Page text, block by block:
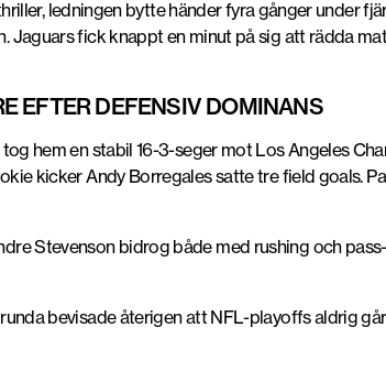
ledningen bytte händer fyra gånger under
Jaguars fick knappt en minut på sig att rädda
EFTER DEFENSIV DOMINANS
tog hem en stabil 16-3-seger mot Los Angeles
kickerAndy Borregalessatte tre field goals.
Stevensonbidrog både med rushing och
bevisade återigen att NFL-playoffs aldrig